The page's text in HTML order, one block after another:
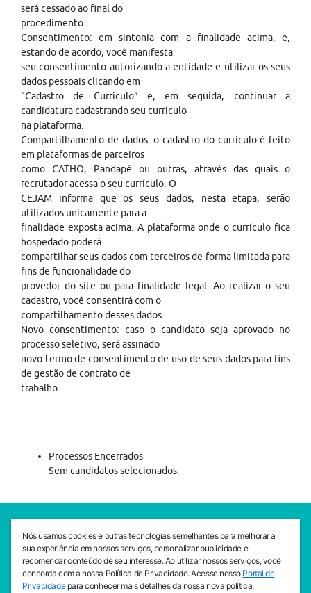
será cessado ao final do
procedimento.
Consentimento: em sintonia com a finalidade acima, e,
estando de acordo, você manifesta
seu consentimento autorizando a entidade e utilizar os seus
dados pessoais clicando em
“Cadastro de Currículo” e, em seguida, continuar a
candidatura cadastrando seu currículo
na plataforma.
Compartilhamento de dados: o cadastro do currículo é feito
em plataformas de parceiros
como CATHO, Pandapé ou outras, através das quais o
recrutador acessa o seu currículo. O
CEJAM informa que os seus dados, nesta etapa, serão
utilizados unicamente para a
finalidade exposta acima. A plataforma onde o currículo fica
hospedado poderá
compartilhar seus dados com terceiros de forma limitada para
fins de funcionalidade do
provedor do site ou para finalidade legal. Ao realizar o seu
cadastro, você consentirá com o
compartilhamento desses dados.
Novo consentimento: caso o candidato seja aprovado no
processo seletivo, será assinado
novo termo de consentimento de uso de seus dados para fins
de gestão de contrato de
trabalho.
Processos Encerrados
Sem candidatos selecionados.
SEDE CEJAM
Av. da Liberdade, 765, Liberdade, São Paulo, 01503-001
(11) 3469 - 1818
INSTITUTO CEJAM
Nós usamos cookies e outras tecnologias semelhantes para melhorar a
sua experiência em nossos serviços, personalizar publicidade e
recomendar conteúdo de seu interesse. Ao utilizar nossos serviços, você
concorda com a nossa Política de Privacidade. Acesse nosso Portal de
Privacidadepara conhecer mais detalhes da nossa nova política.